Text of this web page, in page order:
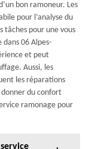
bon ramoneur. Les
pour l’analyse du
tâches pour une vous
06 Alpes-
et peut
Aussi, les
les réparations
donner du confort
ramonage pour